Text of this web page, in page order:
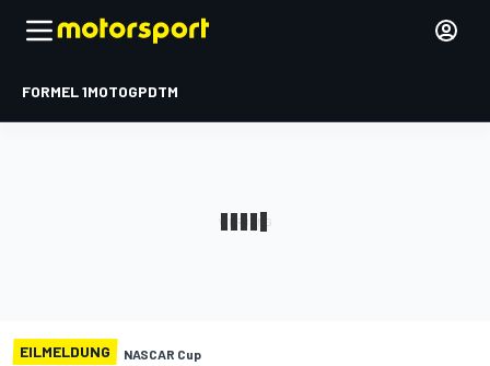
FORMEL 1MOTOGPDTM
EILMELDUNG NASCAR Cup